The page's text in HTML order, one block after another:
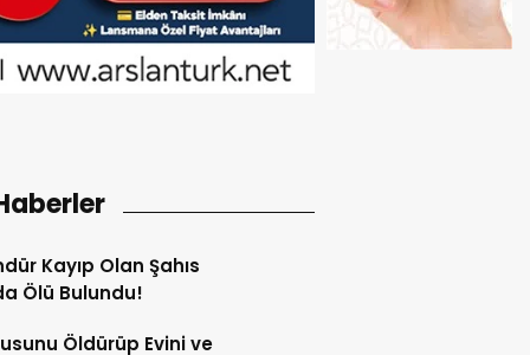
Kayıp Olan Şahıs
Ölü Bulundu!
Öldürüp Evini ve